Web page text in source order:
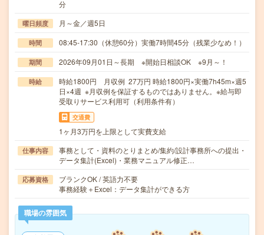
分
曜日頻度 月～金／週5日
時間 08:45-17:30（休憩60分）実働7時間45分（残業少なめ！）
期間 2026年09月01日～長期 ※開始日相談OK ※9月～！
時給
時給1800円 月収例 27万円 時給1800円×実働7h45m×週5
日×4週 ※月収例を保証するものではありません。※給与即
受取りサービス利用可（利用条件有）
交通費
1ヶ月3万円を上限として実費支給
仕事内容
事務として・資料のとりまとめ/集約/設計事務所への提出・
データ集計(Excel)・業務マニュアル修正…
応募資格
ブランクOK / 英語力不要
事務経験＋Excel：データ集計ができる方
職場の雰囲気